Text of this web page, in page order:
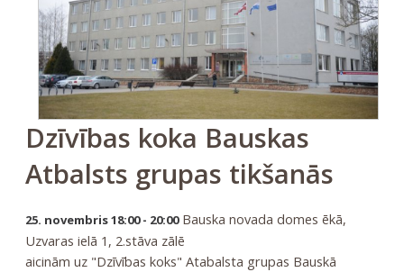
Dzīvības koka Bauskas
Atbalsts grupas tikšanās
25. novembris 18:00 - 20:00Bauska novada domes ēkā,
Uzvaras ielā 1, 2.stāva zālē
aicinām uz "Dzīvības koks" Atabalsta grupas Bauskā